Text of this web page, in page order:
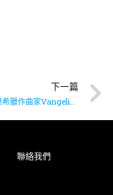
下一篇
經典電影配樂希臘作曲家Vangelis推出全新專輯《Juno To Jupiter》
聯絡我們